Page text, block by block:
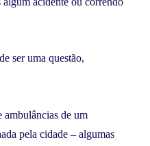
ser uma questão,
ambulâncias de um
pela cidade – algumas